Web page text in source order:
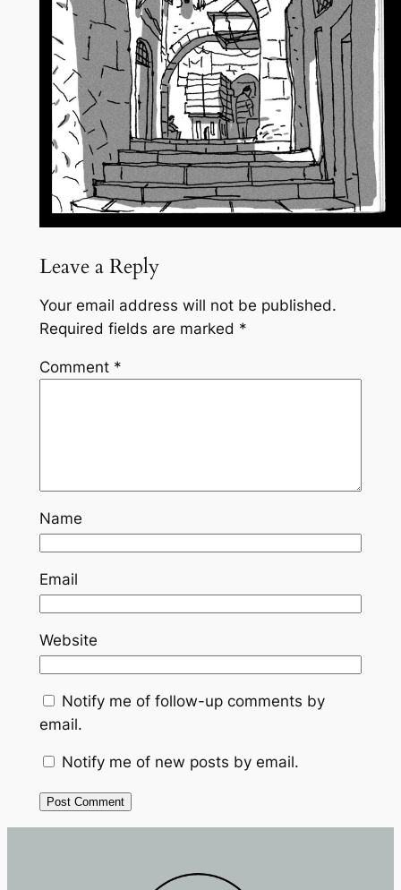
Leave a Reply
Your email address will not be published.
Required fields are marked *
Comment *
Name
Email
Website
Notify me of follow-up comments by
email.
Notify me of new posts by email.